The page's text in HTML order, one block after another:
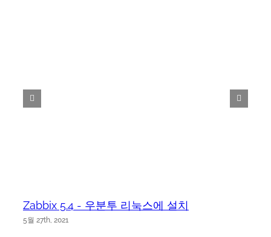
Zabbix 5.4 - 우분투 리눅스에 설치
5월 27th, 2021